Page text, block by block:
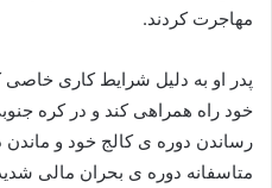
مهاجرت کردند.
پدر او به دلیل شرایط کاری
خود راه همراهی کند و در کره
رساندن دوره ی کالج خود و